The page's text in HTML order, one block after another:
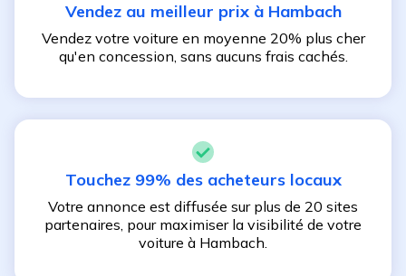
Vendez au meilleur prix à Hambach
Vendez votre voiture en moyenne 20% plus cher
qu'en concession, sans aucuns frais cachés.
Touchez 99% des acheteurs locaux
Votre annonce est diffusée sur plus de 20 sites
partenaires, pour maximiser la visibilité de votre
voiture à Hambach.